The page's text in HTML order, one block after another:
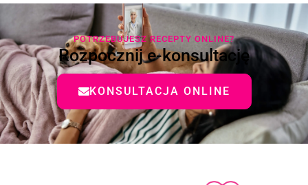
POTRZEBUJESZ RECEPTY ONLINE?
Rozpocznij e-konsultację
KONSULTACJA ONLINE